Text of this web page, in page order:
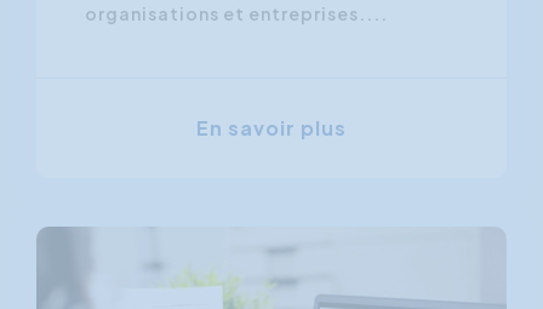
organisations et entreprises....
En savoir plus